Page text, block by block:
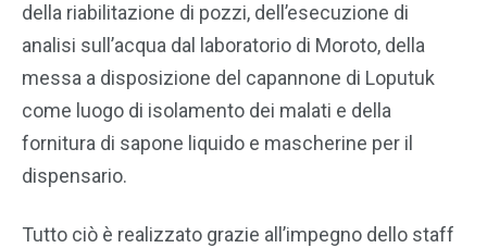
della riabilitazione di pozzi, dell’esecuzione di
analisi sull’acqua dal laboratorio di Moroto, della
messa a disposizione del capannone di Loputuk
come luogo di isolamento dei malati e della
fornitura di sapone liquido e mascherine per il
dispensario.
Tutto ciò è realizzato grazie all’impegno dello staff